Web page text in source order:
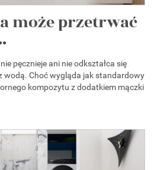
może przetrwać
pęcznieje ani nie odkształca się
wodą. Choć wygląda jak standardowy
kompozytu z dodatkiem mączki